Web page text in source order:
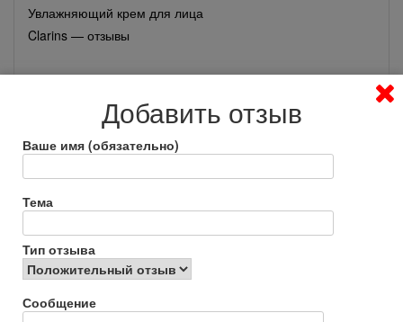
Увлажняющий крем для лица
Clarins — отзывы
Тоник для лица Ecolab —
Добавить отзыв
Ваше имя (обязательно)
Тема
Тип отзыва
Сообщение